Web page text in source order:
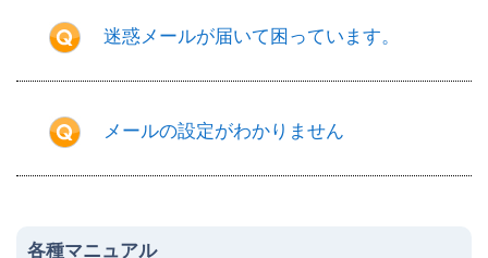
迷惑メールが届いて困っています。
メールの設定がわかりません
各種マニュアル